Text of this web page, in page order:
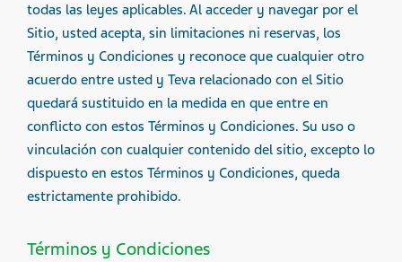
todas las leyes aplicables. Al acceder y navegar por el
Sitio, usted acepta, sin limitaciones ni reservas, los
Términos y Condiciones y reconoce que cualquier otro
acuerdo entre usted y Teva relacionado con el Sitio
quedará sustituido en la medida en que entre en
conflicto con estos Términos y Condiciones. Su uso o
vinculación con cualquier contenido del sitio, excepto lo
dispuesto en estos Términos y Condiciones, queda
estrictamente prohibido.
Términos y Condiciones